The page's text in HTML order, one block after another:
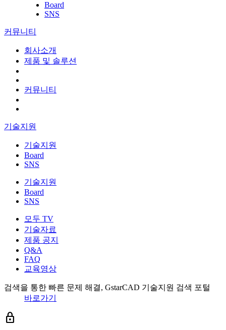
Board
SNS
커뮤니티
회사소개
제품 및 솔루션
커뮤니티
기술지원
기술지원
Board
SNS
기술지원
Board
SNS
모두 TV
기술자료
제품 공지
Q&A
FAQ
교육영상
검색을 통한 빠른 문제 해결, GstarCAD 기술지원 검색 포털
바로가기
lock